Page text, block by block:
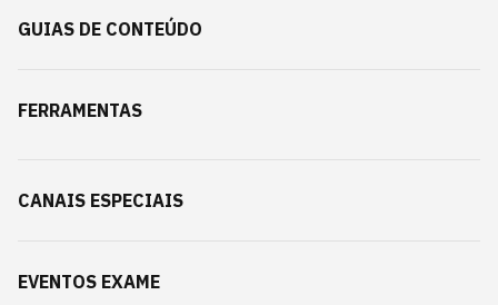
GUIAS DE CONTEÚDO
FERRAMENTAS
CANAIS ESPECIAIS
EVENTOS EXAME